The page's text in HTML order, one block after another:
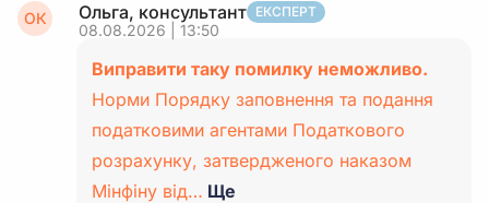
ОК Ольга, консультант ЕКСПЕРТ
08.08.2026 | 13:50
Виправити таку помилку неможливо.
Норми Порядку заповнення та подання
податковими агентами Податкового
розрахунку, затвердженого наказом
Мінфіну від… Ще